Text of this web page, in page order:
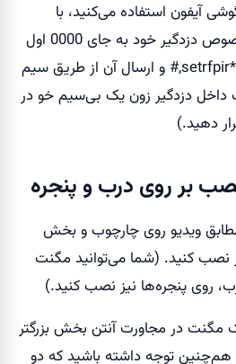
آیفون استفاده می‌کنید، با
جایگزینی رمز ۴ رقمی مخصوص دزدگیر خود به جای 0000 اول
در کد *0000*setrfpir*p01=001,1,# و ارسال آن از طریق سیم
داخل دزدگیر زون یک بی‌سیم خو در
دهید.)
ویدیو روی چارچوب و بخش
در نصب کنید. (شما می‌توانید مگنت
روی پنجره‌ها نیز نصب کنید.)
در مجاورت آنتن بخش بزرگتر
توجه داشته باشید که دو